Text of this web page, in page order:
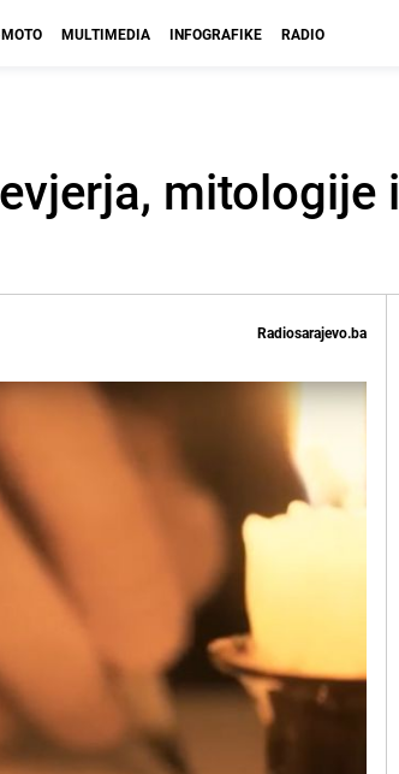
MULTIMEDIA INFOGRAFIKE RADIO
mitologije i
Radiosarajevo.ba